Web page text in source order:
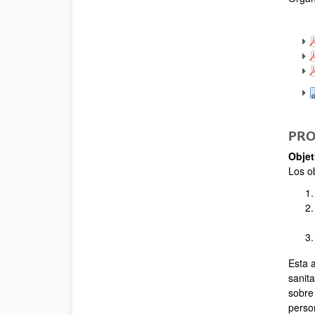
Los
Esta